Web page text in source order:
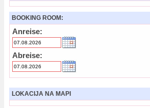
BOOKING ROOM:
Anreise:
Abreise:
LOKACIJA NA MAPI